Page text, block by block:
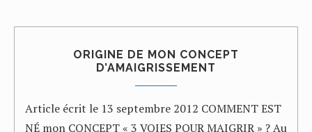
ORIGINE DE MON CONCEPT
D’AMAIGRISSEMENT
Article écrit le 13 septembre 2012 COMMENT EST
NÉ mon CONCEPT « 3 VOIES POUR MAIGRIR » ? Au